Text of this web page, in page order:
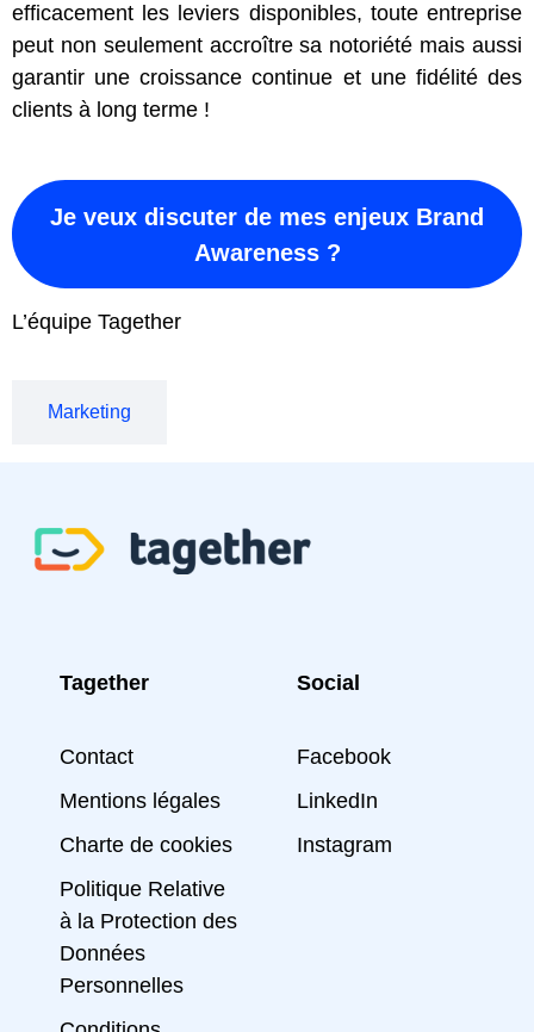
efficacement les leviers disponibles, toute entreprise
peut non seulement accroître sa notoriété mais aussi
garantir une croissance continue et une fidélité des
clients à long terme !
Je veux discuter de mes enjeux Brand
Awareness ?
L’équipe Tagether
Marketing
Tagether
Contact
Mentions légales
Charte de cookies
Politique Relative
à la Protection des
Données
Personnelles
Social
Facebook
LinkedIn
Instagram